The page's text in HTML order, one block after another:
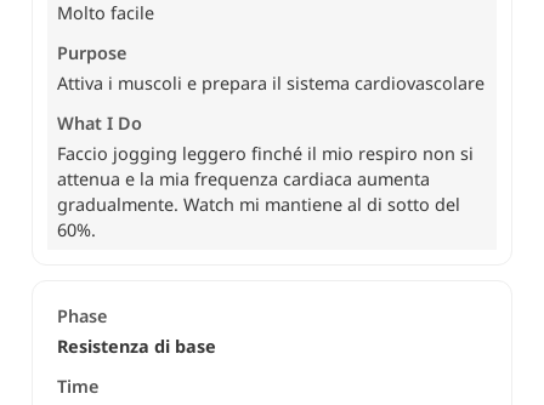
Molto facile
Attiva i muscoli e prepara il sistema cardiovascolare
Faccio jogging leggero finché il mio respiro non si
attenua e la mia frequenza cardiaca aumenta
gradualmente. Watch mi mantiene al di sotto del
60%.
Resistenza di base